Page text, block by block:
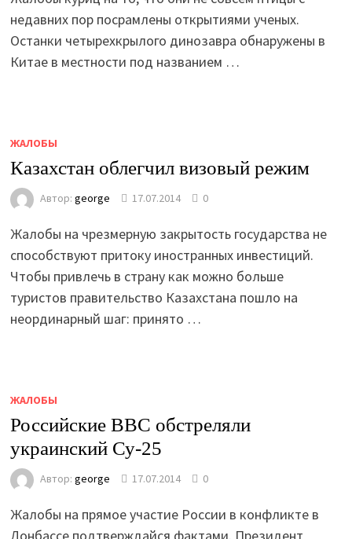
недавних пор посрамлены открытиями ученых.
Останки четырехкрылого динозавра обнаружены в
Китае в местности под названием …
ЖАЛОБЫ
Казахстан облегчил визовый режим
Автор: george 17.07.2014 0
Жалобы на чрезмерную закрытость государства не
способствуют притоку иностранных инвестиций.
Чтобы привлечь в страну как можно больше
туристов правительство Казахстана пошло на
неординарный шаг: принято …
ЖАЛОБЫ
Российские ВВС обстреляли
украинский Су-25
Автор: george 17.07.2014 0
Жалобы на прямое участие России в конфликте в